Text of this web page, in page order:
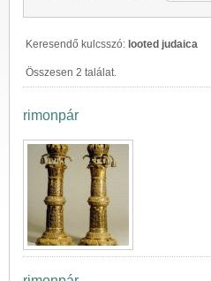
Keresendő kulcsszó: looted judaica
Összesen 2 találat.
rimonpár